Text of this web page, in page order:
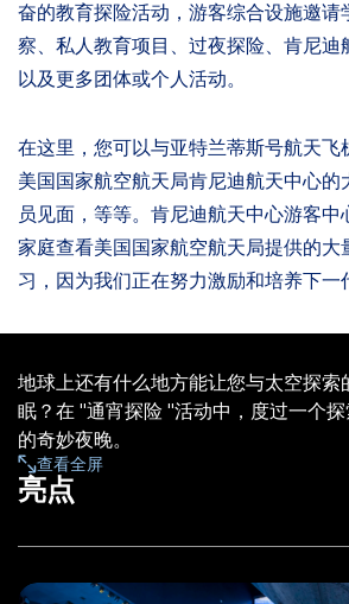
奋的教育探险活动，游客综合设施邀请
察、私人教育项目、过夜探险、肯尼迪
以及更多团体或个人活动。
在这里，您可以与亚特兰蒂斯号航天飞
美国国家航空航天局肯尼迪航天中心的
员见面，等等。肯尼迪航天中心游客中
家庭查看美国国家航空航天局提供的大
习，因为我们正在努力激励和培养下一
亮点
查看全屏
地球上还有什么地方能让您与太空探索
眠？在 "通宵探险 "活动中，度过一个
的奇妙夜晚。